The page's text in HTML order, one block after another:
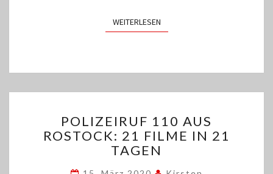
WEITERLESENWEITERLESEN
110
AUS
ROSTOCK:
POLIZEIRUF 110 AUS
ROSTOCK: 21 FILME IN 21
TAGEN